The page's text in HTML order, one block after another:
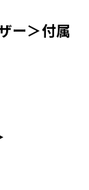
ー＞付属